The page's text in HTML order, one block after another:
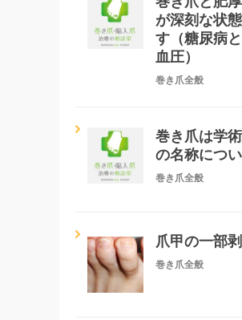
が深刻な状
す（糖尿病
血圧）
巻き爪全般
巻き爪は学
の名称につ
巻き爪全般
爪甲の一部
巻き爪全般